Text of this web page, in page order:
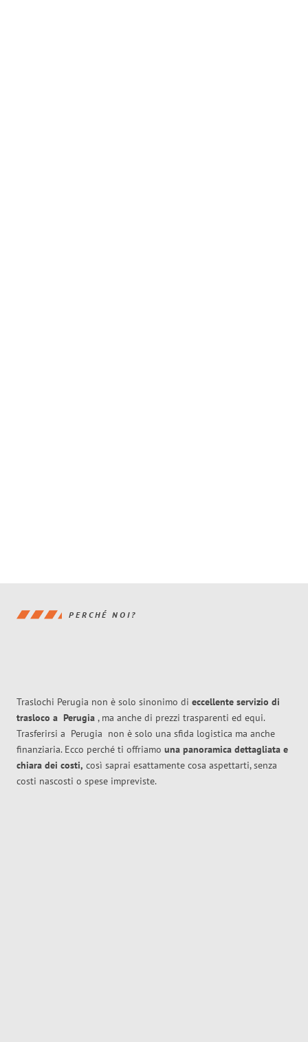
PERCHÉ NOI?
Traslochi Perugia non è solo sinonimo di eccellente servizio di
trasloco a Perugia , ma anche di prezzi trasparenti ed equi.
Trasferirsi a Perugia non è solo una sfida logistica ma anche
finanziaria. Ecco perché ti offriamo una panoramica dettagliata e
chiara dei costi, così saprai esattamente cosa aspettarti, senza
costi nascosti o spese impreviste.